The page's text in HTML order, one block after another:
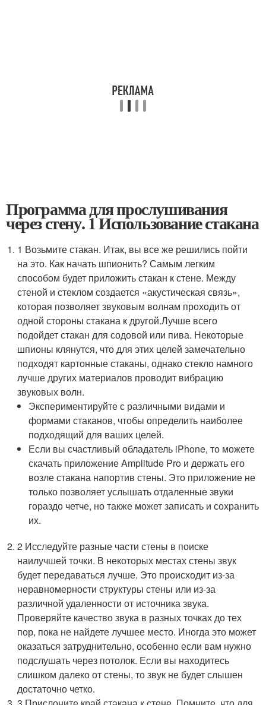
Программа для прослушивания
через стену. 1 Использование стакана
1 Возьмите стакан. Итак, вы все же решились пойти
на это. Как начать шпионить? Самым легким
способом будет приложить стакан к стене. Между
стеной и стеклом создается «акустическая связь»,
которая позволяет звуковым волнам проходить от
одной стороны стакана к другой.Лучше всего
подойдет стакан для содовой или пива. Некоторые
шпионы клянутся, что для этих целей замечательно
подходят картонные стаканы, однако стекло намного
лучше других материалов проводит вибрацию
звуковых волн.
Экспериментируйте с различными видами и
формами стаканов, чтобы определить наиболее
подходящий для ваших целей.
Если вы счастливый обладатель iPhone, то можете
скачать приложение Amplitude Pro и держать его
возле стакана напортив стены. Это приложение не
только позволяет услышать отдаленные звуки
гораздо четче, но также может записать и сохранить
их.
2 Исследуйте разные части стены в поиске
наилучшей точки. В некоторых местах стены звук
будет передаваться лучше. Это происходит из-за
неравномерности структуры стены или из-за
различной удаленности от источника звука.
Проверяйте качество звука в разных точках до тех
пор, пока не найдете лучшее место. Иногда это может
оказаться затруднительно, особенно если вам нужно
подслушать через потолок. Если вы находитесь
слишком далеко от стены, то звук не будет слышен
достаточно четко.